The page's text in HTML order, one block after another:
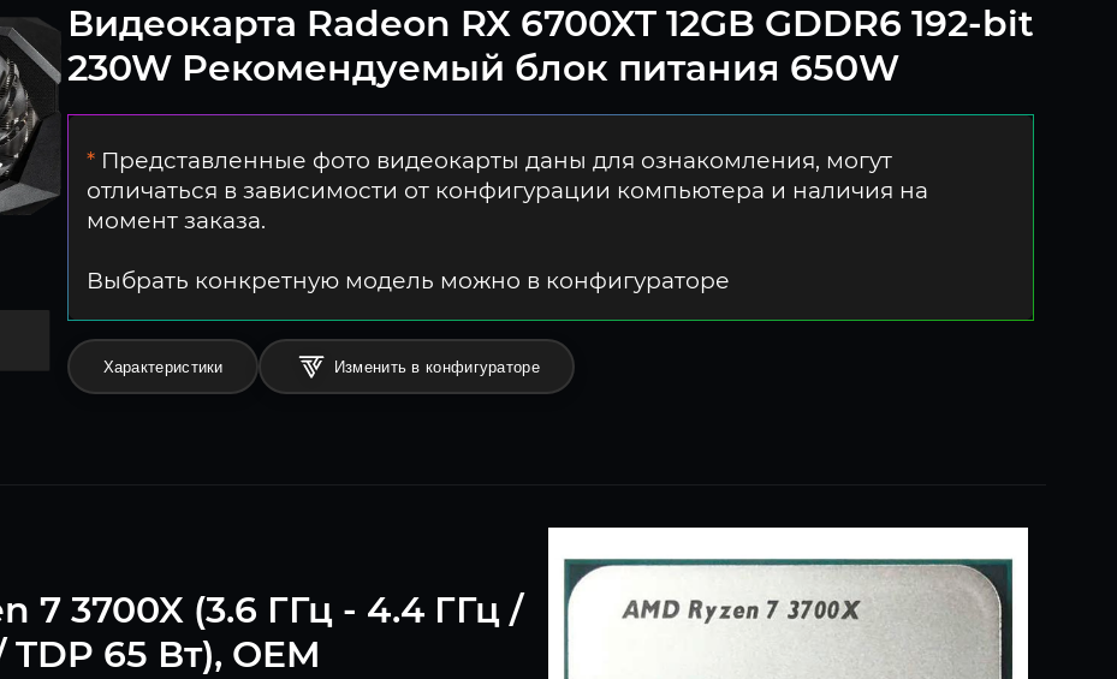
Видеокарта Radeon RX 6700XT 12GB GDDR6 192-bit
230W Рекомендуемый блок питания 650W
* Представленные фото видеокарты даны для ознакомления, могут
отличаться в зависимости от конфигурации компьютера и наличия на
момент заказа.
Выбрать конкретную модель можно в конфигураторе
Характеристики Изменить в конфигураторе
7 3700X (3.6 ГГц - 4.4 ГГц /
65 Вт), OEM